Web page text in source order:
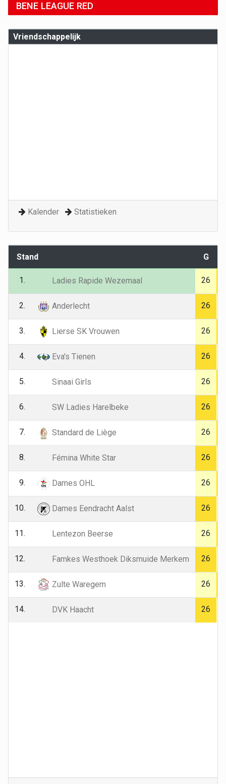
BENE LEAGUE RED
Vriendschappelijk
Kalender Statistieken
Stand G
1. Ladies Rapide Wezemaal 26
2. Anderlecht 26
3. Lierse SK Vrouwen 26
4. Eva's Tienen 26
5. Sinaai Girls 26
6. SW Ladies Harelbeke 26
7. Standard de Liège 26
8. Fémina White Star 26
9. Dames OHL 26
10. Dames Eendracht Aalst 26
11. Lentezon Beerse 26
12. Famkes Westhoek Diksmuide Merkem 26
13. Zulte Waregem 26
14. DVK Haacht 26